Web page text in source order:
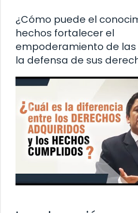
¿Cómo puede el
hechos fortalecer el
empoderamiento de
la defensa de sus